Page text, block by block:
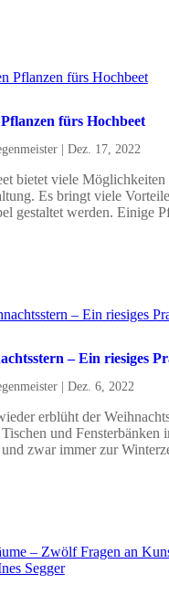
fürs Hochbeet
| Dez. 17, 2022
bietet viele Möglichkeiten
Es bringt viele
gestaltet werden. Einige
– Ein riesiges
| Dez. 6, 2022
erblüht der
und Fensterbänken
zwar immer zur